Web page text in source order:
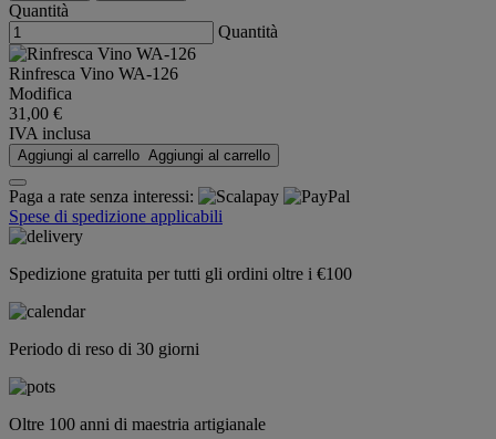
Quantità
Quantità
Rinfresca Vino WA-126
Modifica
31,00 €
IVA inclusa
Aggiungi al carrello Aggiungi al carrello
Paga a rate senza interessi:
Spese di spedizione applicabili
Spedizione gratuita per tutti gli ordini oltre i €100
Periodo di reso di 30 giorni
Oltre 100 anni di maestria artigianale